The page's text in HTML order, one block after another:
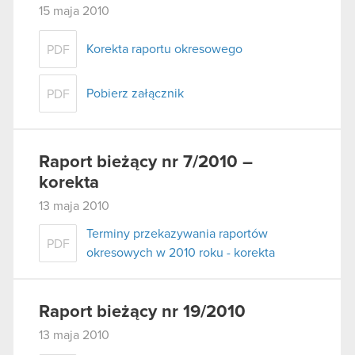
15 maja 2010
PDF Korekta raportu okresowego
PDF Pobierz załącznik
Raport bieżący nr 7/2010 –
korekta
13 maja 2010
PDF
Terminy przekazywania raportów
okresowych w 2010 roku - korekta
Raport bieżący nr 19/2010
13 maja 2010